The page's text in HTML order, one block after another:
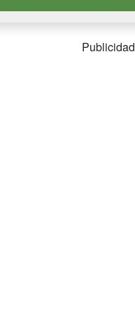
Publicidad